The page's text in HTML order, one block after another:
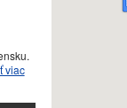
viac